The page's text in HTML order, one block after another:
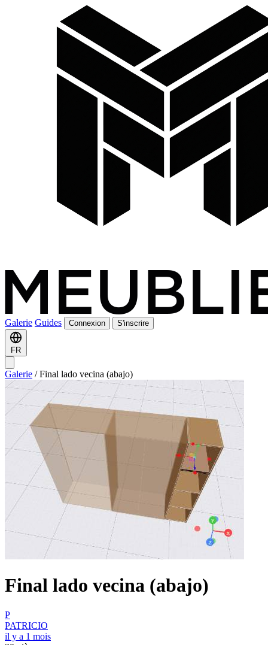
Galerie Guides Connexion S'inscrire
FR
Galerie / Final lado vecina (abajo)
Final lado vecina (abajo)
P
PATRICIO
il y a 1 mois